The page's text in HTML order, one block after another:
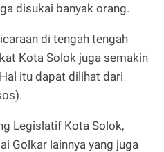
disukai banyak orang.
di tengah tengah
Kota Solok juga semakin
itu dapat dilihat dari
Legislatif Kota Solok,
Golkar lainnya yang juga